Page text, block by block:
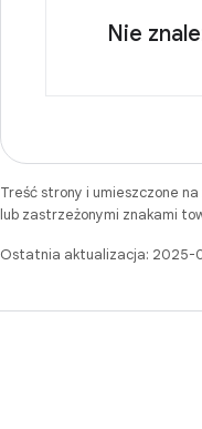
Nie
Treść strony i umieszczone
lub zastrzeżonymi znakami
Ostatnia aktualizacja: 2025-